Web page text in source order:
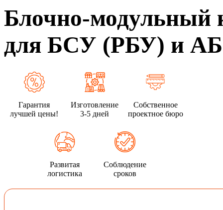
Блочно-модульный
для БСУ (РБУ) и
Гарантия
лучшей цены!
Изготовление
3-5 дней
Собственное
проектное бюро
Развитая
логистика
Соблюдение
сроков